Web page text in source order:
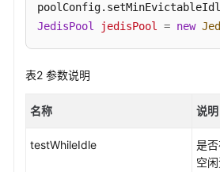
业
务
Redis
景
JedisPool
jedisPool = new
表2 参数说明
名称 说明
testWhileIdle
是
空